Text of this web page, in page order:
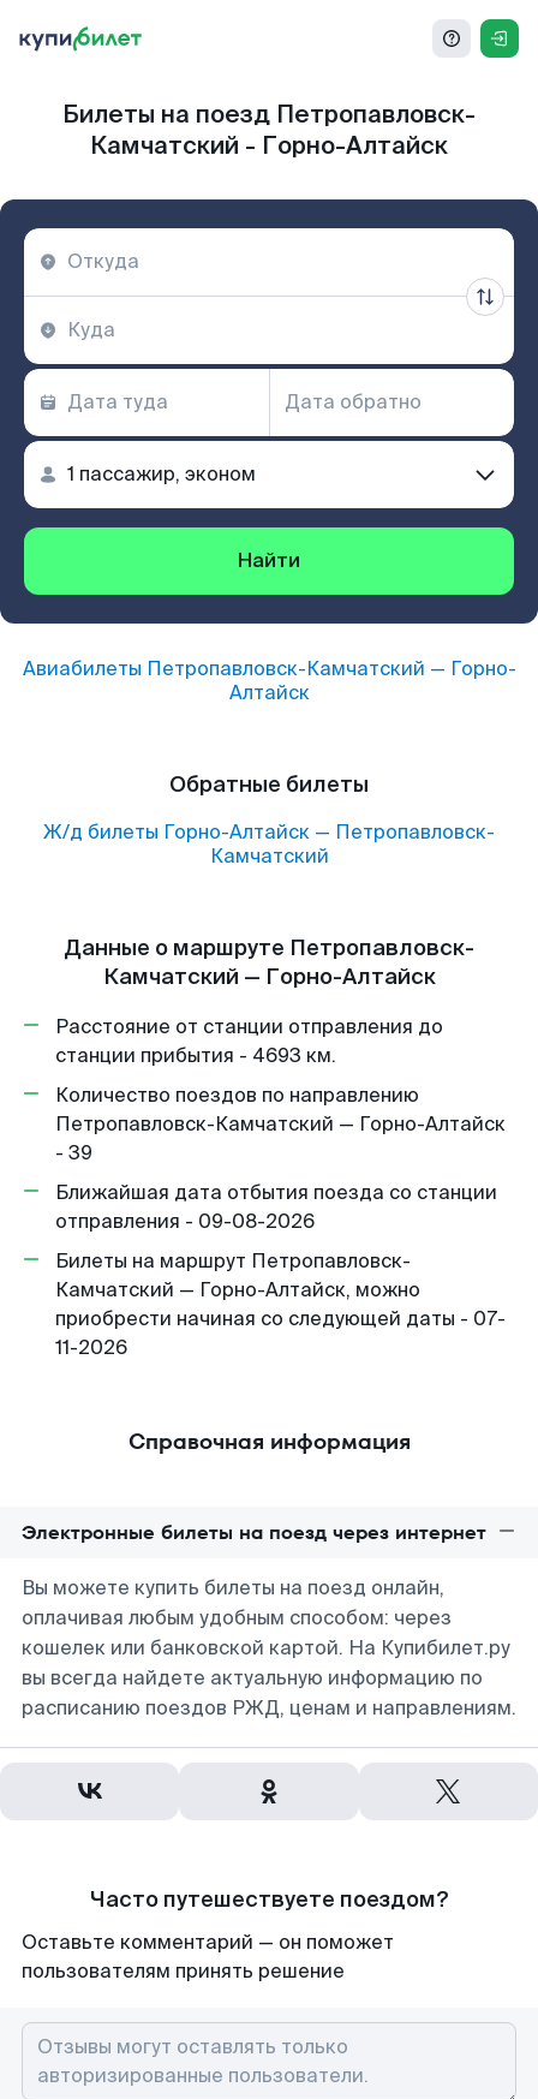
Билеты на поезд Петропавловск-
Камчатский - Горно-Алтайск
Найти
Авиабилеты Петропавловск-Камчатский — Горно-
Алтайск
Обратные билеты
Ж/д билеты Горно-Алтайск — Петропавловск-
Камчатский
Данные о маршруте Петропавловск-
Камчатский — Горно-Алтайск
Расстояние от станции отправления до
станции прибытия - 4693 км.
Количество поездов по направлению
Петропавловск-Камчатский — Горно-Алтайск
- 39
Ближайшая дата отбытия поезда со станции
отправления - 09-08-2026
Билеты на маршрут Петропавловск-
Камчатский — Горно-Алтайск, можно
приобрести начиная со следующей даты - 07-
11-2026
Справочная информация
Электронные билеты на поезд через интернет
Вы можете купить билеты на поезд онлайн,
оплачивая любым удобным способом: через
кошелек или банковской картой. На Купибилет.ру
вы всегда найдете актуальную информацию по
расписанию поездов РЖД, ценам и направлениям.
Часто путешествуете поездом?
Оставьте комментарий — он поможет
пользователям принять решение